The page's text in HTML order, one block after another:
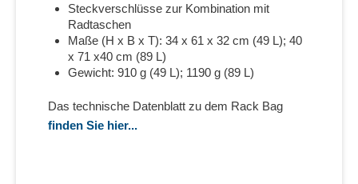
Steckverschlüsse zur Kombination mit
Radtaschen
Maße (H x B x T): 34 x 61 x 32 cm (49 L); 40
x 71 x40 cm (89 L)
Gewicht: 910 g (49 L); 1190 g (89 L)
Das technische Datenblatt zu dem Rack Bag
finden Sie hier...